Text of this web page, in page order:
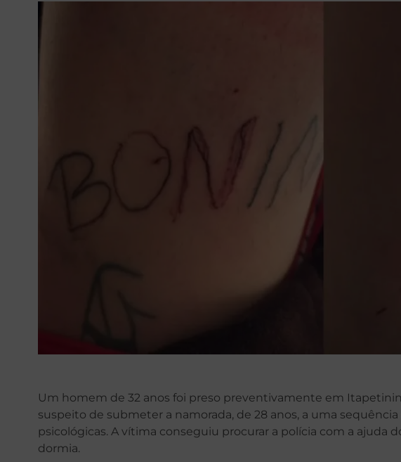
Um homem de 32 anos foi preso preventivamente em
suspeito de submeter a namorada, de 28 anos, a uma
psicológicas. A vítima conseguiu procurar a polícia com a ajuda
dormia.